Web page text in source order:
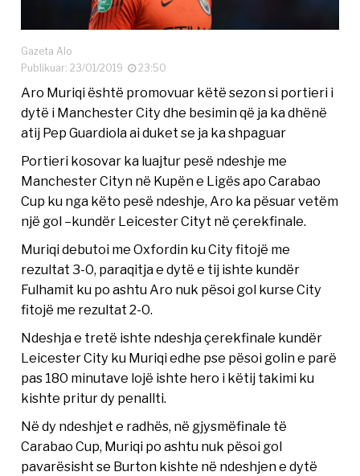
Gazeta Alo
Publikuar: 23/01/2019
23:50
Aro Muriqi është promovuar këtë sezon si portieri i
dytë i Manchester City dhe besimin që ja ka dhënë
atij Pep Guardiola ai duket se ja ka shpaguar
Portieri kosovar ka luajtur pesë ndeshje me
Manchester Cityn në Kupën e Ligës apo Carabao
Cup ku nga këto pesë ndeshje, Aro ka pësuar vetëm
një gol –kundër Leicester Cityt në çerekfinale.
Muriqi debutoi me Oxfordin ku City fitojë me
rezultat 3-0, paraqitja e dytë e tij ishte kundër
Fulhamit ku po ashtu Aro nuk pësoi gol kurse City
fitojë me rezultat 2-0.
Ndeshja e tretë ishte ndeshja çerekfinale kundër
Leicester City ku Muriqi edhe pse pësoi golin e parë
pas 180 minutave lojë ishte hero i këtij takimi ku
kishte pritur dy penallti.
Në dy ndeshjet e radhës, në gjysmëfinale të
Carabao Cup, Muriqi po ashtu nuk pësoi gol
pavarësisht se Burton kishte në ndeshjen e dytë